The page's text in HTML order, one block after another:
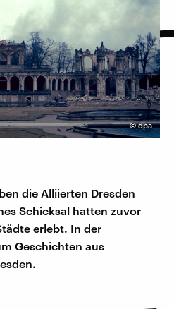
©dpa
die Alliierten Dresden
Schicksal hatten zuvor
erlebt. In der
Geschichten aus